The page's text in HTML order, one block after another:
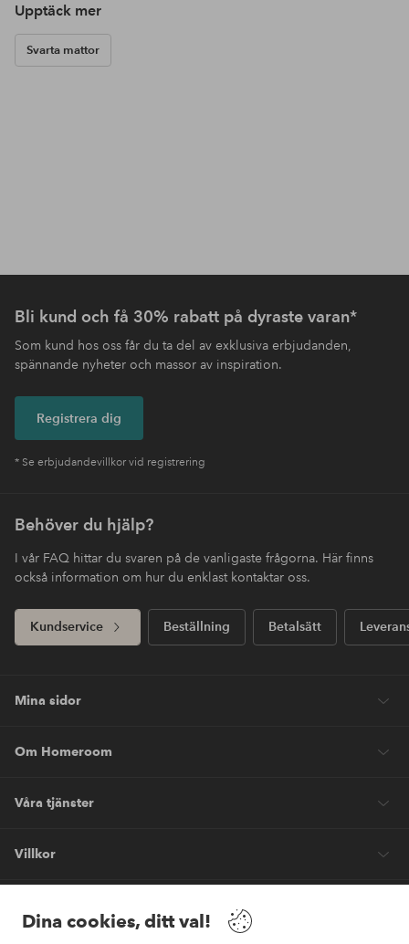
Dina cookies, ditt val!
Upptäck mer
Svarta mattor
Bli kund och få 30% rabatt på dyraste varan*
Som kund hos oss får du ta del av exklusiva erbjudanden,
spännande nyheter och massor av inspiration.
Registrera dig
* Se erbjudandevillkor vid registrering
Behöver du hjälp?
I vår FAQ hittar du svaren på de vanligaste frågorna. Här finns
också information om hur du enklast kontaktar oss.
Kundservice Beställning Betalsätt
Mina sidor
Om Homeroom
Våra tjänster
Villkor